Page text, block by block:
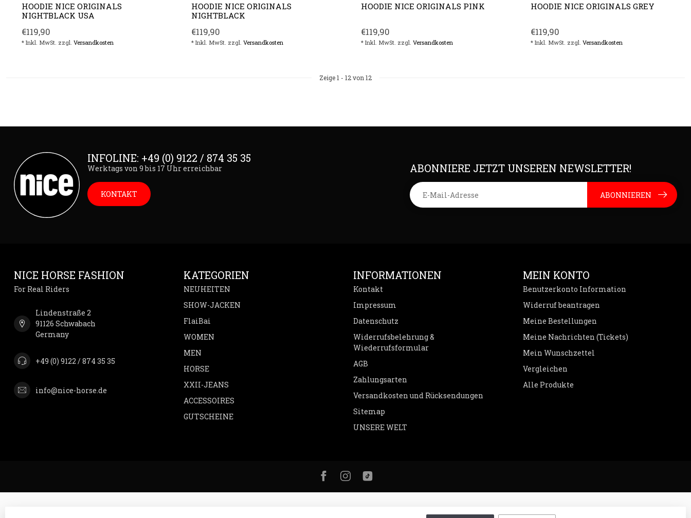
HOODIE NICE ORIGINALS
NIGHTBLACK USA
€119,90
* Inkl. MwSt. zzgl. Versandkosten
HOODIE NICE ORIGINALS
NIGHTBLACK
€119,90
* Inkl. MwSt. zzgl. Versandkosten
HOODIE NICE ORIGINALS PINK
€119,90
* Inkl. MwSt. zzgl. Versandkosten
HOODIE NICE ORIGINALS GREY
€119,90
* Inkl. MwSt. zzgl. Versandkosten
Zeige1 - 12von 12
INFOLINE: +49 (0) 9122 / 874 35 35
Werktags von 9 bis 17 Uhr erreichbar
KONTAKT
ABONNIERE JETZT UNSEREN NEWSLETTER!
ABONNIEREN
NICE HORSE FASHION
For Real Riders
Lindenstraße 2
91126 Schwabach
Germany
+49 (0) 9122 / 874 35 35
info@nice-horse.de
KATEGORIEN
NEUHEITEN
SHOW-JACKEN
FlaiBai
WOMEN
MEN
HORSE
XXII-JEANS
ACCESSOIRES
GUTSCHEINE
INFORMATIONEN
Kontakt
Impressum
Datenschutz
Widerrufsbelehrung &
Wiederrufsformular
AGB
Zahlungsarten
Versandkosten und Rücksendungen
Sitemap
UNSERE WELT
MEIN KONTO
Benutzerkonto Information
Widerruf beantragen
Meine Bestellungen
Meine Nachrichten (Tickets)
Mein Wunschzettel
Vergleichen
Alle Produkte